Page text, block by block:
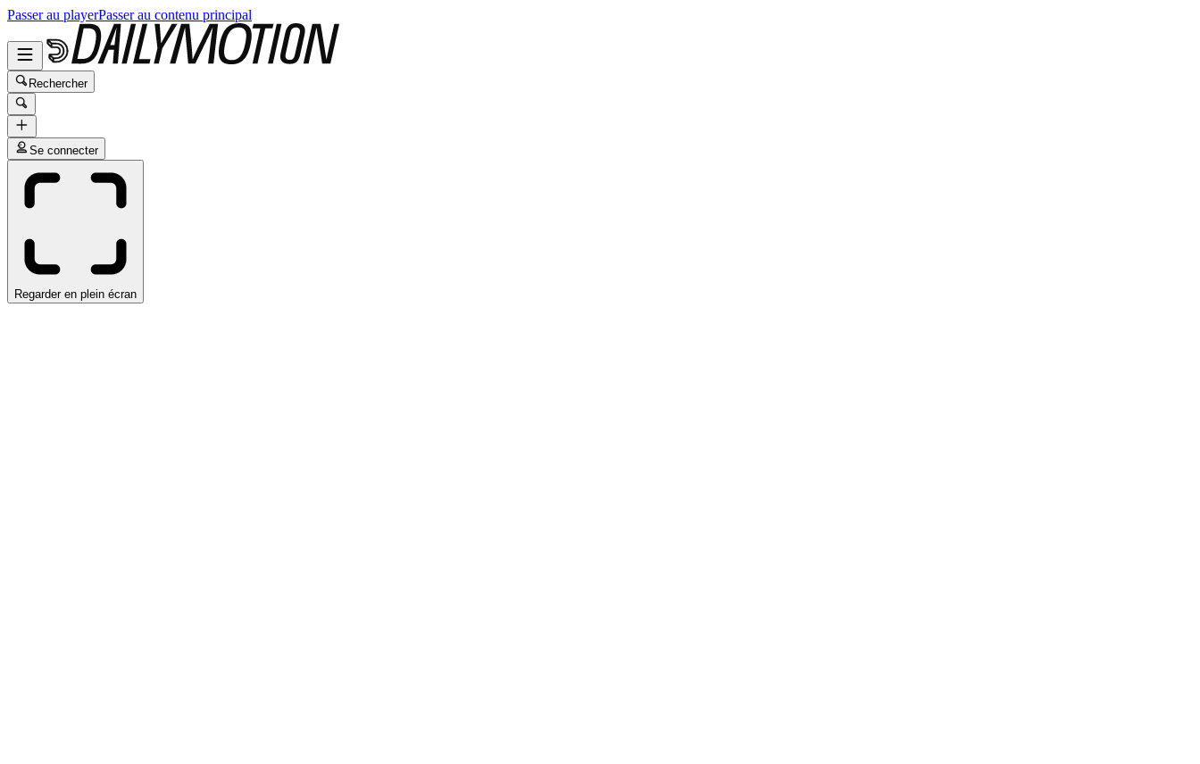
Passer au playerPasser au contenu principal
Rechercher
Se connecter
Regarder en plein écran